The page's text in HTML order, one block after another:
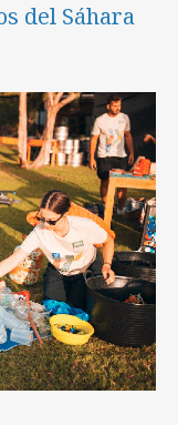
del Sáhara